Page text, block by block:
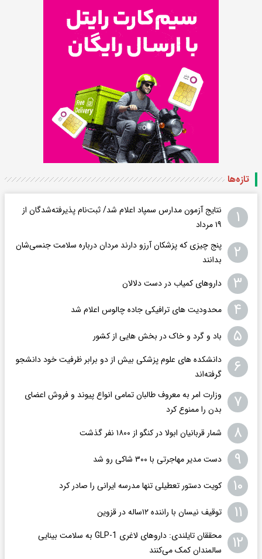
تازه‌ها
۱
نتایج آزمون مدارس سمپاد اعلام شد/ ثبت‌نام پذیرفته‌شدگان از
۱۹ مرداد
۲
پنج چیزی که پزشکان آرزو دارند مردان درباره سلامت جنسی‌شان
بدانند
۳ داروهای کمیاب در دست دلالان
۴ محدودیت های ترافیکی جاده چالوس اعلام شد
۵ باد و گرد و خاک در بخش هایی از کشور
۶
دانشکده های علوم پزشکی بیش از دو برابر ظرفیت خود دانشجو
گرفته‌اند
۷
وزارت امر به معروف طالبان تمامی انواع پیوند و فروش اعضای
بدن را ممنوع کرد
۸ شمار قربانیان ابولا در کنگو از ۱۸۰۰ نفر گذشت
۹ دست مدیر مهاجرتی با ۳۰۰ شاکی رو شد
۱۰ کویت دستور تعطیلی تنها مدرسه ایرانی را صادر کرد
۱۱ توقیف نیسان با راننده ۱۲ساله در قزوین
۱۲
محققان تایلندی: داروهای لاغری GLP-1 به سلامت بینایی
سالمندان کمک می‌کنند